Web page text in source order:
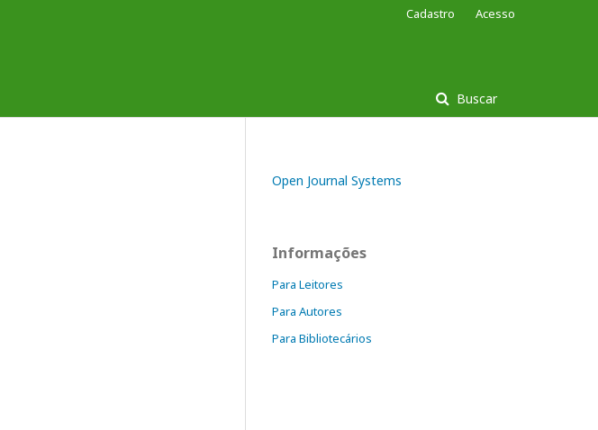
Buscar
Cadastro Acesso
Open Journal Systems
Informações
Para Leitores
Para Autores
Para Bibliotecários